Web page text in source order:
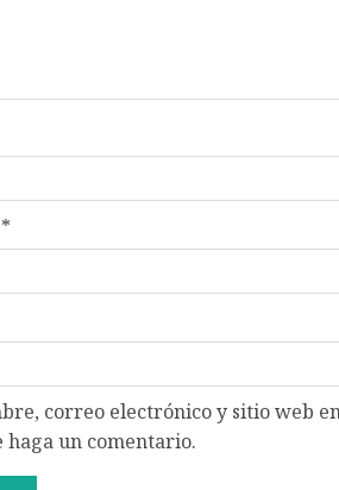
*
correo electrónico y sitio web
un comentario.